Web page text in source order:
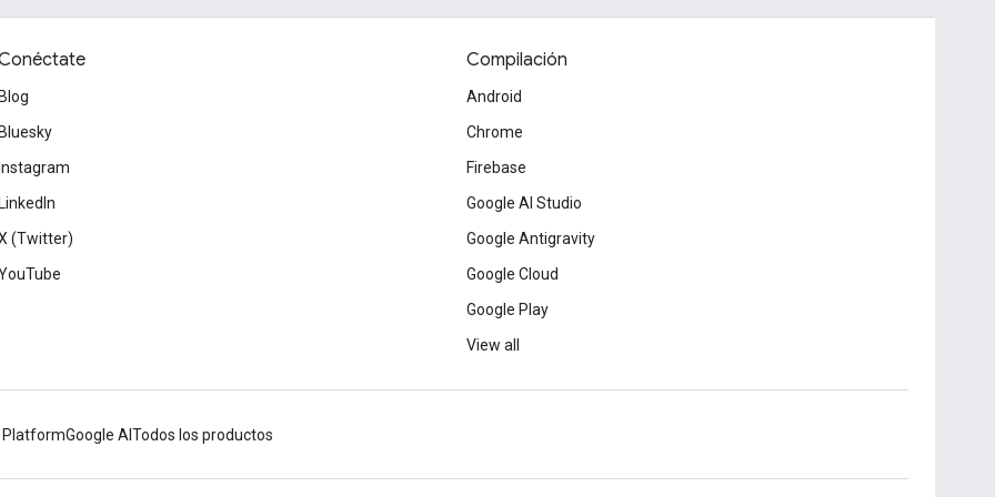
Blog
Bluesky
Instagram
LinkedIn
(Twitter)
Compilación
Android
Chrome
Firebase
Google AI Studio
Google Antigravity
Google Cloud
Google Play
View all
PlatformGoogle AI Todos los productos